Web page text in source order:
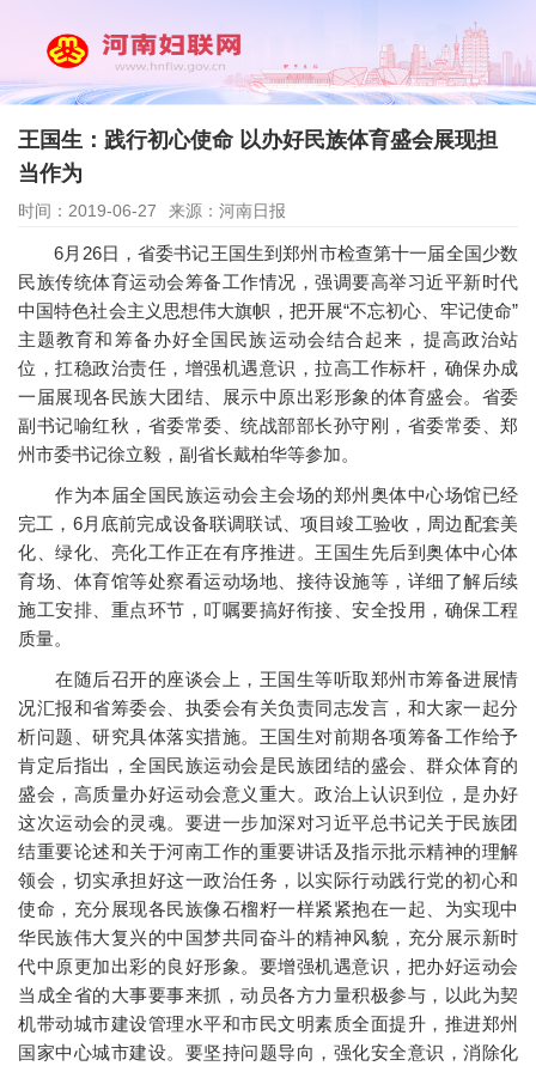
王国生：践行初心使命 以办好民族体育盛会展现担
当作为
时间：2019-06-27 来源：河南日报
6月26日，省委书记王国生到郑州市检查第十一届全国少数
民族传统体育运动会筹备工作情况，强调要高举习近平新时代
中国特色社会主义思想伟大旗帜，把开展“不忘初心、牢记使命”
主题教育和筹备办好全国民族运动会结合起来，提高政治站
位，扛稳政治责任，增强机遇意识，拉高工作标杆，确保办成
一届展现各民族大团结、展示中原出彩形象的体育盛会。省委
副书记喻红秋，省委常委、统战部部长孙守刚，省委常委、郑
州市委书记徐立毅，副省长戴柏华等参加。
作为本届全国民族运动会主会场的郑州奥体中心场馆已经
完工，6月底前完成设备联调联试、项目竣工验收，周边配套美
化、绿化、亮化工作正在有序推进。王国生先后到奥体中心体
育场、体育馆等处察看运动场地、接待设施等，详细了解后续
施工安排、重点环节，叮嘱要搞好衔接、安全投用，确保工程
质量。
在随后召开的座谈会上，王国生等听取郑州市筹备进展情
况汇报和省筹委会、执委会有关负责同志发言，和大家一起分
析问题、研究具体落实措施。王国生对前期各项筹备工作给予
肯定后指出，全国民族运动会是民族团结的盛会、群众体育的
盛会，高质量办好运动会意义重大。政治上认识到位，是办好
这次运动会的灵魂。要进一步加深对习近平总书记关于民族团
结重要论述和关于河南工作的重要讲话及指示批示精神的理解
领会，切实承担好这一政治任务，以实际行动践行党的初心和
使命，充分展现各民族像石榴籽一样紧紧抱在一起、为实现中
华民族伟大复兴的中国梦共同奋斗的精神风貌，充分展示新时
代中原更加出彩的良好形象。要增强机遇意识，把办好运动会
当成全省的大事要事来抓，动员各方力量积极参与，以此为契
机带动城市建设管理水平和市民文明素质全面提升，推进郑州
国家中心城市建设。要坚持问题导向，强化安全意识，消除化